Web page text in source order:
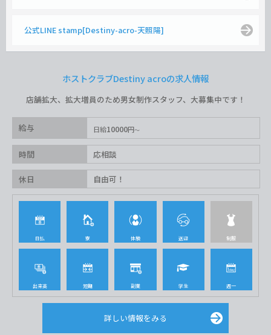
公式LINE stamp[Destiny-acro-天照陽]
ホストクラブDestiny acroの求人情報
店舗拡大、拡大増員のため男女制作スタッフ、大募集中です！
給与 日給10000円
時間 応相談
休日 自由可！
日払 寮 体験 送迎 制服
出来高 短期 副業 学生 週一
詳しい情報をみる